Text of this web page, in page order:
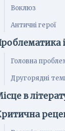
Воклюз
Античні герої
Головна
Другорядні
в